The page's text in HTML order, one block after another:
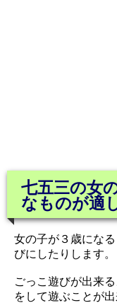
七五三の女
なものが適
女の子が３歳にな
びにしたりします。
ごっこ遊びが出来
をして遊ぶことが出